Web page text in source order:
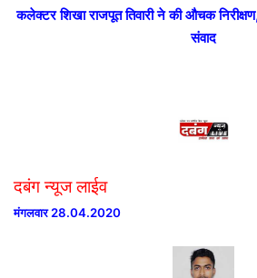
कलेक्टर शिखा राजपूत तिवारी ने की औचक निरीक्षण,
संवाद
दबंग न्यूज लाईव
मंगलवार 28.04.2020